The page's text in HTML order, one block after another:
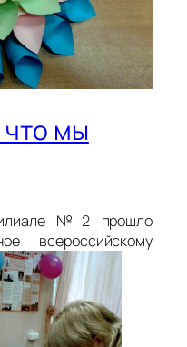
что мы
№2 прошло
всероссийскому